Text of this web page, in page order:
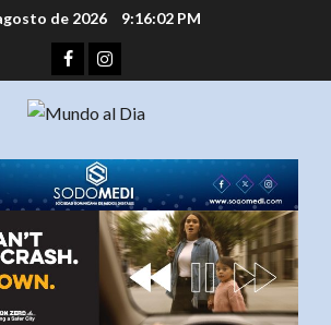
de 2026 9:16:03 PM
FacebookInstagram